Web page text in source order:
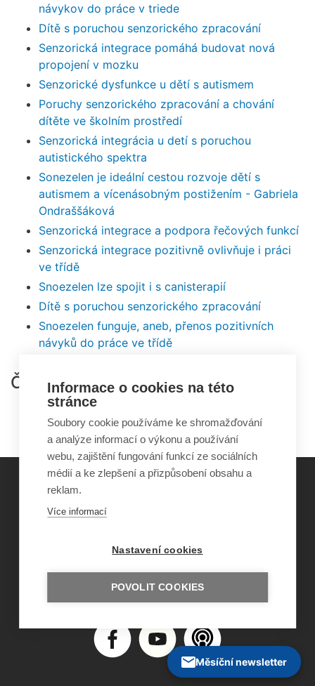
návykov do práce v triede
Dítě s poruchou senzorického zpracování
Senzorická integrace pomáhá budovat nová
propojení v mozku
Senzorické dysfunkce u dětí s autismem
Poruchy senzorického zpracování a chování
dítěte ve školním prostředí
Senzorická integrácia u detí s poruchou
autistického spektra
Sonezelen je ideální cestou rozvoje dětí s
autismem a vícenásobným postižením - Gabriela
Ondraššáková
Senzorická integrace a podpora řečových funkcí
Senzorická integrace pozitivně ovlivňuje i práci
ve třídě
Snoezelen lze spojit i s canisterapií
Dítě s poruchou senzorického zpracování
Snoezelen funguje, aneb, přenos pozitivních
návyků do práce ve třídě
Články:
Senzorická integrace
©Obecně prospěšná společnost Sirius
ISSN 1805-8876
nazory@sancedetem.cz
Odběr novinek e-mailem
Měsíční newsletter
Informace o cookies na této
stránce
Soubory cookie používáme ke shromažďování
a analýze informací o výkonu a používání
webu, zajištění fungování funkcí ze sociálních
médií a ke zlepšení a přizpůsobení obsahu a
reklam.
Více informací
Nastavení cookies
POVOLIT COOKIES